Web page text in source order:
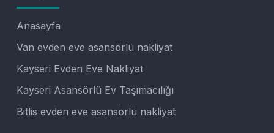
Anasayfa
Van evden eve asansörlü nakliyat
Kayseri Evden Eve Nakliyat
Kayseri Asansörlü Ev Taşımacılığı
Bitlis evden eve asansörlü nakliyat